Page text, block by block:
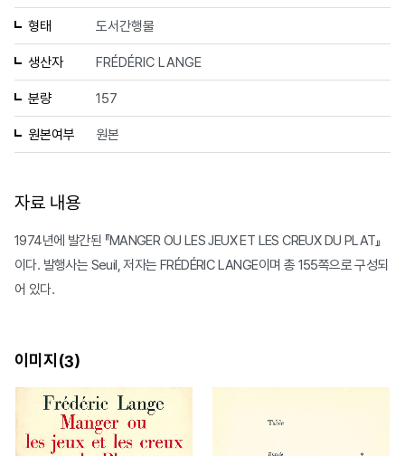
형태 도서간행물
생산자 FRÉDÉRIC LANGE
분량 157
원본여부 원본
자료 내용
1974년에 발간된 『MANGER OU LES JEUX ET LES CREUX DU PLAT』
이다. 발행사는 Seuil, 저자는 FRÉDÉRIC LANGE이며 총 155쪽으로 구성되
어 있다.
이미지(3)